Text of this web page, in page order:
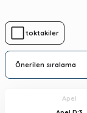
Stoktakiler
Apel